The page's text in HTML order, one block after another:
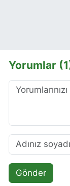
Yorumlar
Gönder